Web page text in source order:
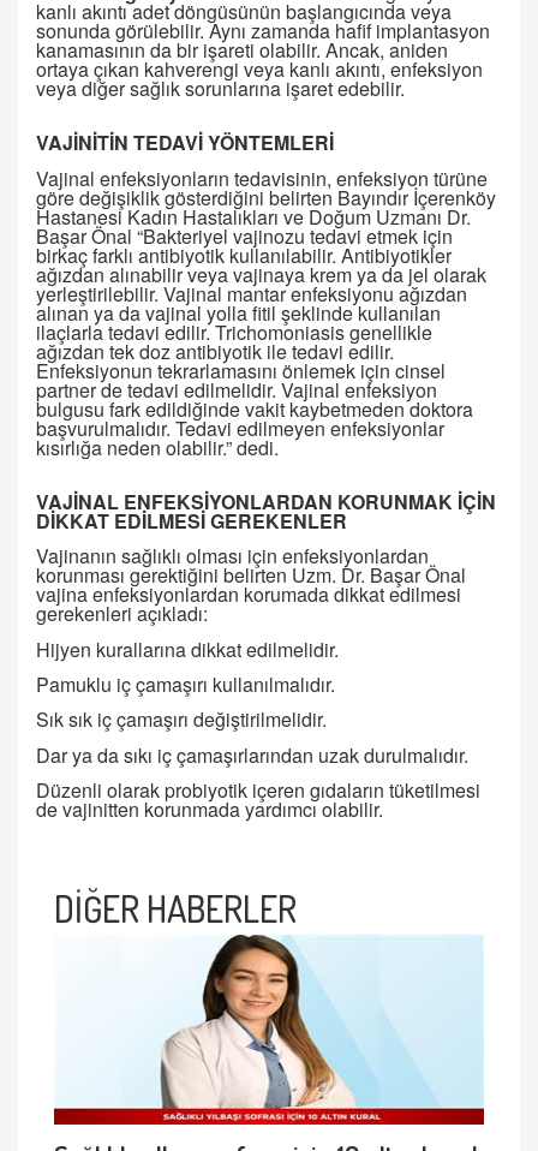
kanlı akıntı adet döngüsünün başlangıcında veya
sonunda görülebilir. Aynı zamanda hafif implantasyon
kanamasının da bir işareti olabilir. Ancak, aniden
ortaya çıkan kahverengi veya kanlı akıntı, enfeksiyon
veya diğer sağlık sorunlarına işaret edebilir.
VAJİNİTİN TEDAVİ YÖNTEMLERİ
Vajinal enfeksiyonların tedavisinin, enfeksiyon türüne
göre değişiklik gösterdiğini belirten Bayındır İçerenköy
Hastanesi Kadın Hastalıkları ve Doğum Uzmanı Dr.
Başar Önal “Bakteriyel vajinozu tedavi etmek için
birkaç farklı antibiyotik kullanılabilir. Antibiyotikler
ağızdan alınabilir veya vajinaya krem ​​ya da jel olarak
yerleştirilebilir. Vajinal mantar enfeksiyonu ağızdan
alınan ya da vajinal yolla fitil şeklinde kullanılan
ilaçlarla tedavi edilir. Trichomoniasis genellikle
ağızdan tek doz antibiyotik ile tedavi edilir.
Enfeksiyonun tekrarlamasını önlemek için cinsel
partner de tedavi edilmelidir. Vajinal enfeksiyon
bulgusu fark edildiğinde vakit kaybetmeden doktora
başvurulmalıdır. Tedavi edilmeyen enfeksiyonlar
kısırlığa neden olabilir.” dedi.
VAJİNAL ENFEKSİYONLARDAN KORUNMAK İÇİN
DİKKAT EDİLMESİ GEREKENLER
Vajinanın sağlıklı olması için enfeksiyonlardan
korunması gerektiğini belirten Uzm. Dr. Başar Önal
vajina enfeksiyonlardan korumada dikkat edilmesi
gerekenleri açıkladı:
Hijyen kurallarına dikkat edilmelidir.
Pamuklu iç çamaşırı kullanılmalıdır.
Sık sık iç çamaşırı değiştirilmelidir.
Dar ya da sıkı iç çamaşırlarından uzak durulmalıdır.
Düzenli olarak probiyotik içeren gıdaların tüketilmesi
de vajinitten korunmada yardımcı olabilir.
DİĞER HABERLER